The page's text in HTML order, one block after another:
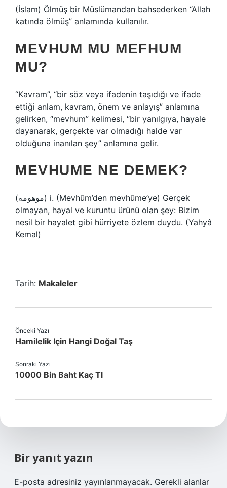
(İslam) Ölmüş bir Müslümandan bahsederken “Allah
katında ölmüş” anlamında kullanılır.
MEVHUM MU MEFHUM
MU?
“Kavram”, “bir söz veya ifadenin taşıdığı ve ifade
ettiği anlam, kavram, önem ve anlayış” anlamına
gelirken, “mevhum” kelimesi, “bir yanılgıya, hayale
dayanarak, gerçekte var olmadığı halde var
olduğuna inanılan şey” anlamına gelir.
MEVHUME NE DEMEK?
(ﻣﻮﻫﻮﻣﻪ) i. (Mevhūm’den mevhūme’ye) Gerçek
olmayan, hayal ve kuruntu ürünü olan şey: Bizim
nesil bir hayalet gibi hürriyete özlem duydu. (Yahyâ
Kemal)
Tarih: Makaleler
Önceki Yazı
Hamilelik Için Hangi Doğal Taş
Sonraki Yazı
10000 Bin Baht Kaç Tl
Bir yanıt yazın
E-posta adresiniz yayınlanmayacak. Gerekli alanlar